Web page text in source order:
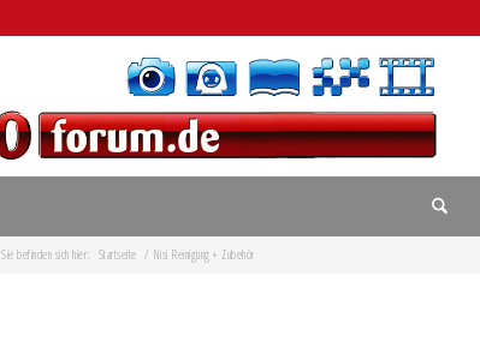
Sie befinden sich hier: Startseite / Nisi Reinigung + Zubehör